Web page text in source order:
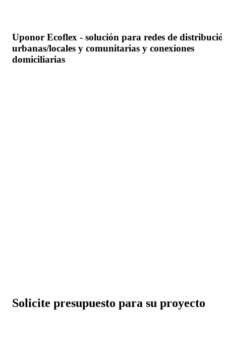
Uponor Ecoflex - solución para redes de
urbanas/locales y comunitarias y conexiones
domiciliarias
Solicite presupuesto para su proyecto